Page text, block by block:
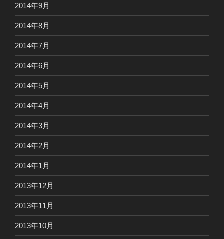
2014年9月
2014年8月
2014年7月
2014年6月
2014年5月
2014年4月
2014年3月
2014年2月
2014年1月
2013年12月
2013年11月
2013年10月